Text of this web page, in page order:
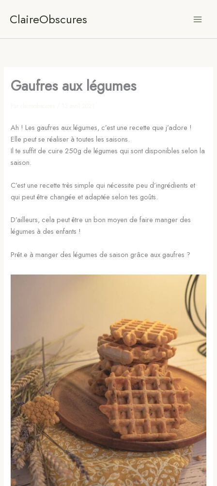
ClaireObscures
Gaufres aux légumes
Ah ! Les gaufres aux légumes, c’est une recette que j’adore !
Elle peut se réaliser à toutes les saisons.
Il te suffit de cuire 250g de légumes qui sont disponibles selon la
saison.
C’est une recette très simple qui nécessite peu d’ingrédients et
qui peut être changée et adaptée selon tes goûts.
D’ailleurs, cela peut être un bon moyen de faire manger des
légumes à des enfants !
Prêt.e à manger des légumes de saison grâce aux gaufres ?